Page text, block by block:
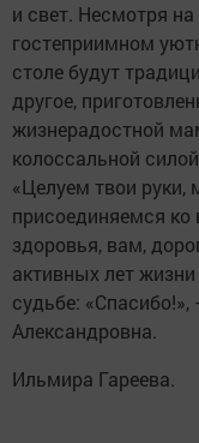
и свет. Несмотря
гостеприимном
столе будут
другое,
жизнерадостной
колоссальной
«Целуем твои
присоединяемся
здоровья, вам,
активных лет
судьбе:
Александровна.
Ильмира Гареева.